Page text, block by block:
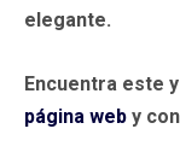
elegante.
Encuentra este
página web y